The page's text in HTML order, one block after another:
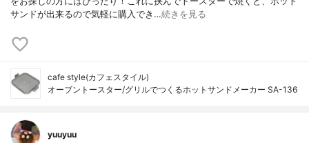
サンドが出来るので気軽に購入でき…続きを見る
cafe style(カフェスタイル)
オーブントースター/グリルでつくるホットサンドメーカー SA-136
yuuyuu